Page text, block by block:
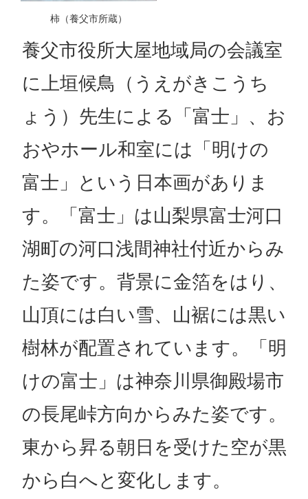
柿（養父市所蔵）
養父市役所大屋地域局の会議室
に上垣候鳥（うえがきこうち
ょう）先生による「富士」、お
おやホール和室には「明けの
富士」という日本画がありま
す。「富士」は山梨県富士河口
湖町の河口浅間神社付近からみ
た姿です。背景に金箔をはり、
山頂には白い雪、山裾には黒い
樹林が配置されています。「明
けの富士」は神奈川県御殿場市
の長尾峠方向からみた姿です。
東から昇る朝日を受けた空が黒
から白へと変化します。